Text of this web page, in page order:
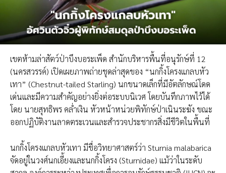
เขตห้ามล่าสัตว์ป่าบึงบอระเพ็ด สำนักบริหารพื้นที่อนุรักษ์ที่ 12
(นครสวรรค์) เปิดเผยภาพถ่ายชุดล่าสุดของ “นกกิ้งโครงแกลบหัว
เทา” (Chestnut-tailed Starling) นกขนาดเล็กที่มีอัตลักษณ์โดด
เด่นและมีความสำคัญอย่างยิ่งต่อระบบนิเวศ โดยบันทึกภาพไว้ได้
โดย นายสุทธิพร คล่ำเงิน หัวหน้าหน่วยพิทักษ์ป่าเนินระฆัง ขณะ
ออกปฏิบัติงานลาดตระเวนและสำรวจประชากรสิ่งมีชีวิตในพื้นที่
นกกิ้งโครงแกลบหัวเทา มีชื่อวิทยาศาสตร์ว่า Sturnia malabarica
จัดอยู่ในวงศ์นกเอี้ยงและนกกิ้งโครง (Sturnidae) แม้ว่าในระดับ